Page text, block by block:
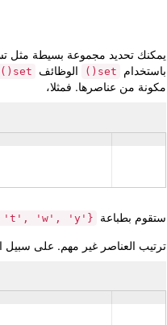
يمكنك تحديد مجموعة بسيطة مثل
باستخدام
set() الوظائف set()
مكونة من عناصرها. فمثلا،
ستقوم بطباعة {'e', 'q', 'r', 't', 'w', 'y'}
ترتيب العناصر غير مهم. على سبيل